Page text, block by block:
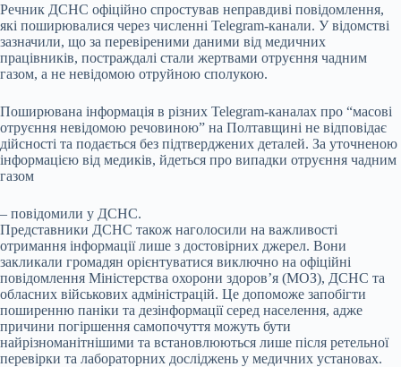
Речник ДСНС офіційно спростував неправдиві повідомлення,
які поширювалися через численні Telegram-канали. У відомстві
зазначили, що за перевіреними даними від медичних
працівників, постраждалі стали жертвами отруєння чадним
газом, а не невідомою отруйною сполукою.
Поширювана інформація в різних Telegram-каналах про “масові
отруєння невідомою речовиною” на Полтавщині не відповідає
дійсності та подається без підтверджених деталей. За уточненою
інформацією від медиків, йдеться про випадки отруєння чадним
газом
– повідомили у ДСНС.
Представники ДСНС також наголосили на важливості
отримання інформації лише з достовірних джерел. Вони
закликали громадян орієнтуватися виключно на офіційні
повідомлення Міністерства охорони здоров’я (МОЗ), ДСНС та
обласних військових адміністрацій. Це допоможе запобігти
поширенню паніки та дезінформації серед населення, адже
причини погіршення самопочуття можуть бути
найрізноманітнішими та встановлюються лише після ретельної
перевірки та лабораторних досліджень у медичних установах.